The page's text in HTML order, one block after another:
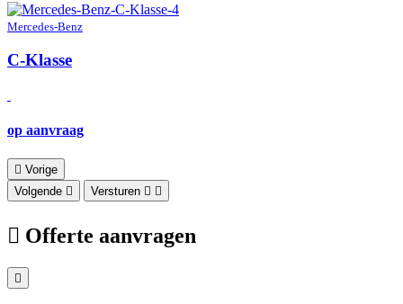
Mercedes-Benz
C-Klasse
op aanvraag
Vorige
Volgende
Versturen
Offerte aanvragen